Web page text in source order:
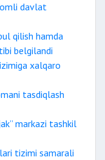
davlat
qilish hamda
belgilandi
xalqaro
tasdiqlash
markazi tashkil
tizimi samarali